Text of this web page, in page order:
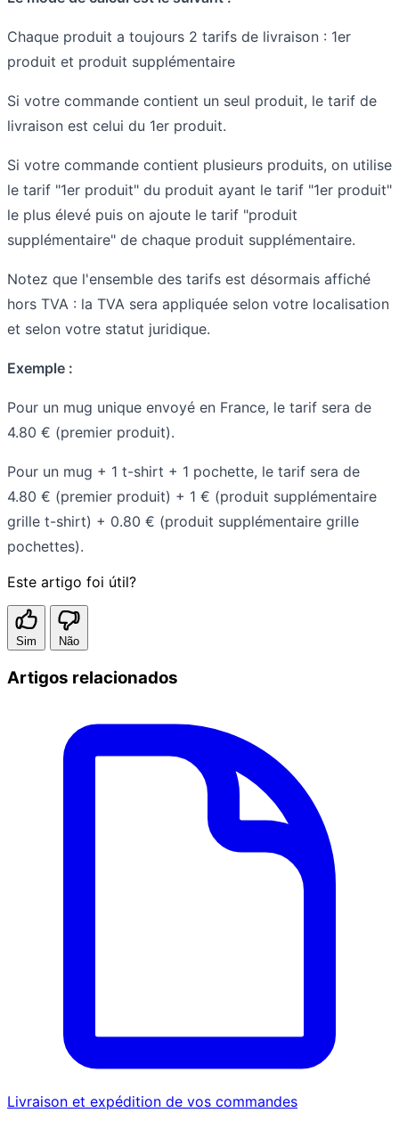
Chaque produit a toujours 2 tarifs de livraison : 1er
produit et produit supplémentaire
Si votre commande contient un seul produit, le tarif de
livraison est celui du 1er produit.
Si votre commande contient plusieurs produits, on utilise
le tarif "1er produit" du produit ayant le tarif "1er produit"
le plus élevé puis on ajoute le tarif "produit
supplémentaire" de chaque produit supplémentaire.
Notez que l'ensemble des tarifs est désormais affiché
hors TVA : la TVA sera appliquée selon votre localisation
et selon votre statut juridique.
Exemple :
Pour un mug unique envoyé en France, le tarif sera de
4.80 € (premier produit).
Pour un mug + 1 t-shirt + 1 pochette, le tarif sera de
4.80 € (premier produit) + 1 € (produit supplémentaire
grille t-shirt) + 0.80 € (produit supplémentaire grille
pochettes).
Este artigo foi útil?
Sim Não
Artigos relacionados
Livraison et expédition de vos commandes